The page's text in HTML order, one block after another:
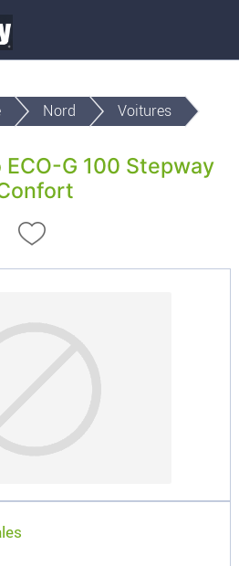
Nord Voitures
G 100 Stepway